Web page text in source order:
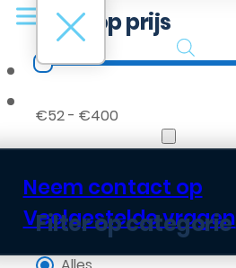
B2B Portaal
Neem contact op
Veelgestelde vragen
Filter op prijs
Filter op prijs
€52 - €400
Filter op categorie